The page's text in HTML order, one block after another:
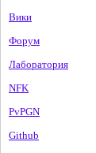
Вики
Форум
Лаборатория
NFK
PvPGN
Github